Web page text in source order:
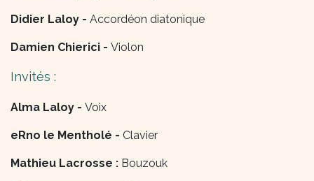
Didier Laloy - Accordéon diatonique​
Damien Chierici - Violon
Invités :
Alma Laloy - Voix
eRno le Mentholé - Clavier​
Mathieu Lacrosse : Bouzouk